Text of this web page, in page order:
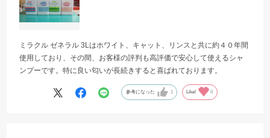
ミラクル ゼネラル 3Lはホワイト、キャット、リンスと共に約４０年間
使用しており、その間、お客様の評判も高評価で安心して使えるシャ
ンプーです。特に良い匂いが長続きすると喜ばれております。
参考になった 1 Like! 0